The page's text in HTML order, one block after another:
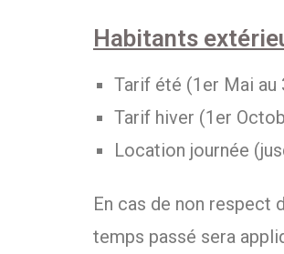
Habitants
Tarif été (1er Mai au
Tarif hiver (1er
Location journée
En cas de non respect
temps passé sera